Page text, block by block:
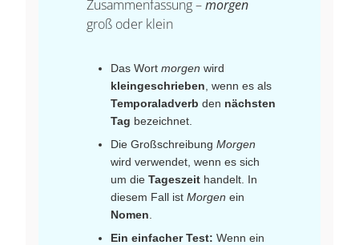
Zusammenfassung –morgen
groß oder klein
Das Wort morgen wird
kleingeschrieben , wenn es als
Temporaladverb den nächsten
Tag bezeichnet.
Die Großschreibung Morgen
wird verwendet, wenn es sich
um die Tageszeit handelt. In
diesem Fall ist Morgen ein
Nomen
Ein einfacher Test: Wenn ein